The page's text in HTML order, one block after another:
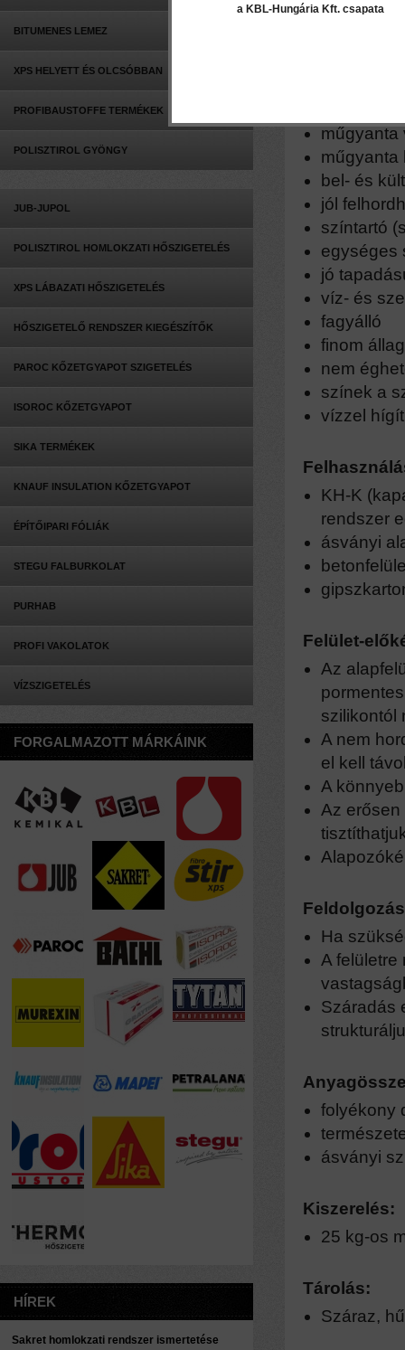
BITUMENES LEMEZ
XPS HELYETT ÉS OLCSÓBBAN
PROFIBAUSTOFFE TERMÉKEK
POLISZTIROL GYÖNGY
JUB-JUPOL
POLISZTIROL HOMLOKZATI HŐSZIGETELÉS
XPS LÁBAZATI HŐSZIGETELÉS
HŐSZIGETELŐ RENDSZER KIEGÉSZÍTŐK
PAROC KŐZETGYAPOT SZIGETELÉS
ISOROC KŐZETGYAPOT
SIKA TERMÉKEK
KNAUF INSULATION KŐZETGYAPOT
ÉPÍTŐIPARI FÓLIÁK
STEGU FALBURKOLAT
PURHAB
PROFI VAKOLATOK
VÍZSZIGETELÉS
FORGALMAZOTT MÁRKÁINK
HÍREK
Sakret homlokzati rendszer ismertetése
műgyanta
bel- és
jól
színtartó
egységes
jó
víz- és
fagyálló
finom
nem
színek a
vízzel
KH-K
rendszer
ásványi
Felület-
Az
szilikontól
A nem
el kell
A
Az
Ha
A felületre
Száradás
folyékony
ásványi
Kiszerelés:
25 kg-os
Tárolás:
Száraz,
a KBL-Hungária Kft. csapata